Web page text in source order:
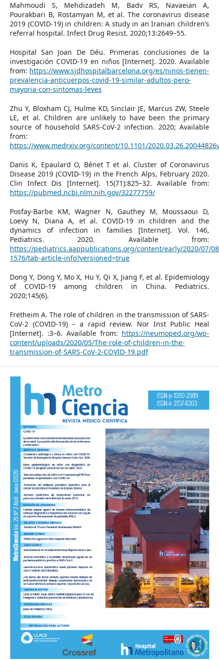
Mahmoudi S, Mehdizadeh M, Badv RS, Navaeian A,
Pourakbari B, Rostamyan M, et al. The coronavirus disease
2019 (COVID-19) in children: A study in an Iranian children’s
referral hospital. Infect Drug Resist. 2020;13:2649–55.
Hospital San Joan De Déu. Primeras conclusiones de la
investigación COVID-19 en niños [Internet]. 2020. Available
from: https://www.sjdhospitalbarcelona.org/es/ninos-tienen-
prevalencia-anticuerpos-covid-19-similar-adultos-pero-
mayoria-con-sintomas-leves
Zhu Y, Bloxham CJ, Hulme KD, Sinclair JE, Marcus ZW, Steele
LE, et al. Children are unlikely to have been the primary
source of household SARS-CoV-2 infection. 2020; Available
from:
https://www.medrxiv.org/content/10.1101/
Danis K, Epaulard O, Bénet T et al. Cluster of Coronavirus
Disease 2019 (COVID-19) in the French Alps, February 2020.
Clin Infect Dis [Internet]. 15(71):825–32. Available from:
https://pubmed.ncbi.nlm.nih.gov/32277759/
Posfay-Barbe KM, Wagner N, Gauthey M, Moussaoui D,
Loevy N, Diana A, et al. COVID-19 in children and the
dynamics of infection in families [Internet]. Vol. 146,
Pediatrics. 2020. Available from:
https://pediatrics.aappublications.org/content/early/2020/07/
1576/tab-article-info?versioned=true
Dong Y, Dong Y, Mo X, Hu Y, Qi X, Jiang F, et al. Epidemiology
of COVID-19 among children in China. Pediatrics.
2020;145(6).
Fretheim A. The role of children in the transmission of SARS-
CoV-2 (COVID-19) – a rapid review. Nor Inst Public Heal
[Internet]. :3–6. Available from: https://neumoped.org/wp-
content/uploads/2020/05/The-role-of-children-in-the-
transmission-of-SARS-CoV-2-COVID-19.pdf